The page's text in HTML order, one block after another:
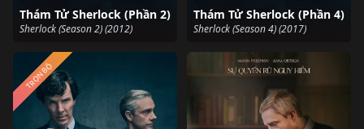
Thám Tử Sherlock (Phần 2)
Sherlock (Season 2) (2012)
Thám Tử Sherlock (Phần 4)
Sherlock (Season 4) (2017)
TRỌN BỘ